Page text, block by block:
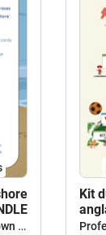
Read and Rhyme with Brown Owl
Kit